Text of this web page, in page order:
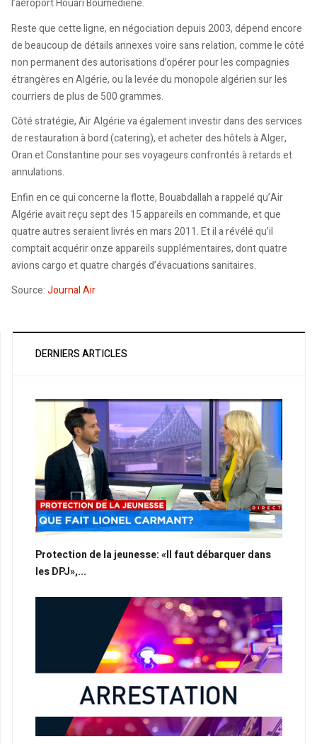
l’aéroport Houari Boumediene.
Reste que cette ligne, en négociation depuis 2003, dépend encore
de beaucoup de détails annexes voire sans relation, comme le côté
non permanent des autorisations d’opérer pour les compagnies
étrangères en Algérie, ou la levée du monopole algérien sur les
courriers de plus de 500 grammes.
Côté stratégie, Air Algérie va également investir dans des services
de restauration à bord (catering), et acheter des hôtels à Alger,
Oran et Constantine pour ses voyageurs confrontés à retards et
annulations.
Enfin en ce qui concerne la flotte, Bouabdallah a rappelé qu’Air
Algérie avait reçu sept des 15 appareils en commande, et que
quatre autres seraient livrés en mars 2011. Et il a révélé qu’il
comptait acquérir onze appareils supplémentaires, dont quatre
avions cargo et quatre chargés d’évacuations sanitaires.
Source:Journal Air
DERNIERS ARTICLES
Protection de la jeunesse: «Il faut débarquer dans
les DPJ»,...